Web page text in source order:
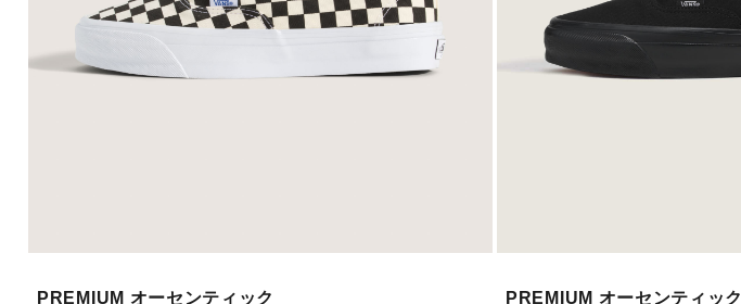
PREMIUM オーセンティック PREMIUM オーセンティック